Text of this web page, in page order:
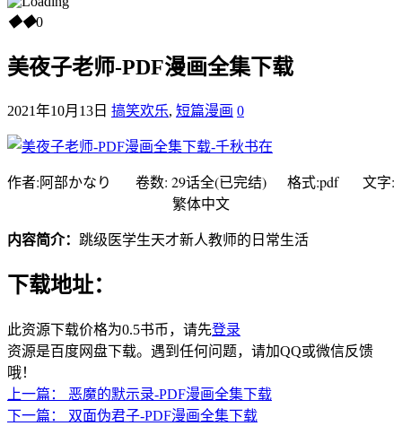
◆◆0
美夜子老师-PDF漫画全集下载
2021年10月13日 搞笑欢乐, 短篇漫画 0
作者:阿部かなり 卷数: 29话全(已完结) 格式:pdf 文字:
繁体中文
内容简介： 跳级医学生天才新人教师的日常生活
下载地址：
此资源下载价格为0.5书币，请先登录
资源是百度网盘下载。遇到任何问题，请加QQ或微信反馈
哦！
上一篇：
恶魔的默示录-PDF漫画全集下载
下一篇：
双面伪君子-PDF漫画全集下载